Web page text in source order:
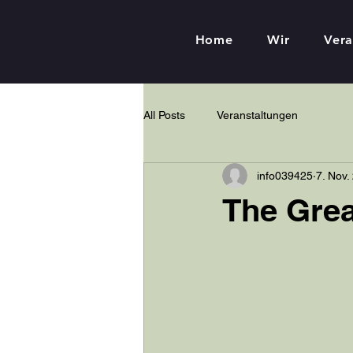
Home Wir
All Posts Veranstaltungen
The
info039425 7. Nov.